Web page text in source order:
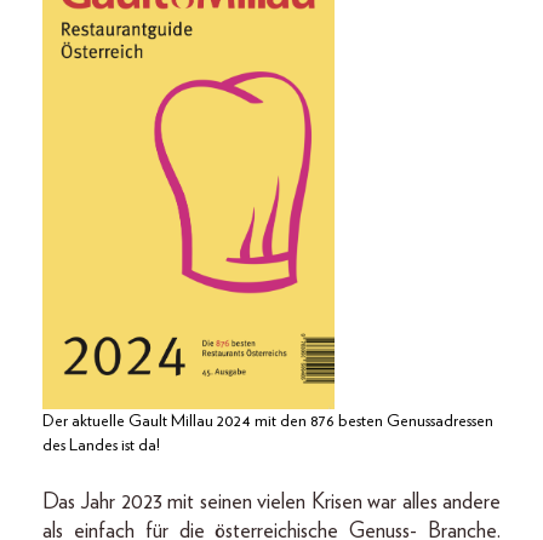
Der aktuelle Gault Millau 2024 mit den 876 besten Genussadressen
des Landes ist da!
Das Jahr 2023 mit seinen vielen Krisen war alles andere
als einfach für die österreichische Genuss- Branche.